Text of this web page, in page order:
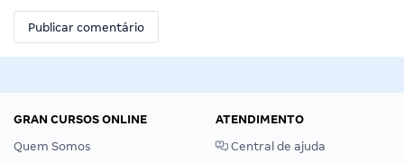
GRAN CURSOS ONLINE
Quem Somos
ATENDIMENTO
Central de ajuda